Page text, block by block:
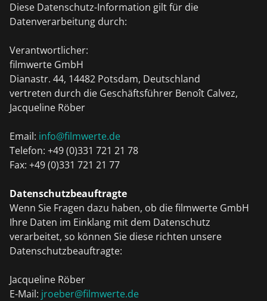
Diese Datenschutz-Information gilt für die
Datenverarbeitung durch:
Verantwortlicher:
filmwerte GmbH
Dianastr. 44, 14482 Potsdam, Deutschland
vertreten durch die Geschäftsführer Benoît Calvez,
Jacqueline Röber
Email: info@filmwerte.de
Telefon: +49 (0)331 721 21 78
Fax: +49 (0)331 721 21 77
Datenschutzbeauftragte
Wenn Sie Fragen dazu haben, ob die filmwerte GmbH
Ihre Daten im Einklang mit dem Datenschutz
verarbeitet, so können Sie diese richten unsere
Datenschutzbeauftragte:
Jacqueline Röber
E-Mail: jroeber@filmwerte.de